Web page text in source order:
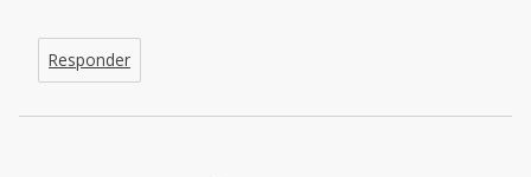
Responder